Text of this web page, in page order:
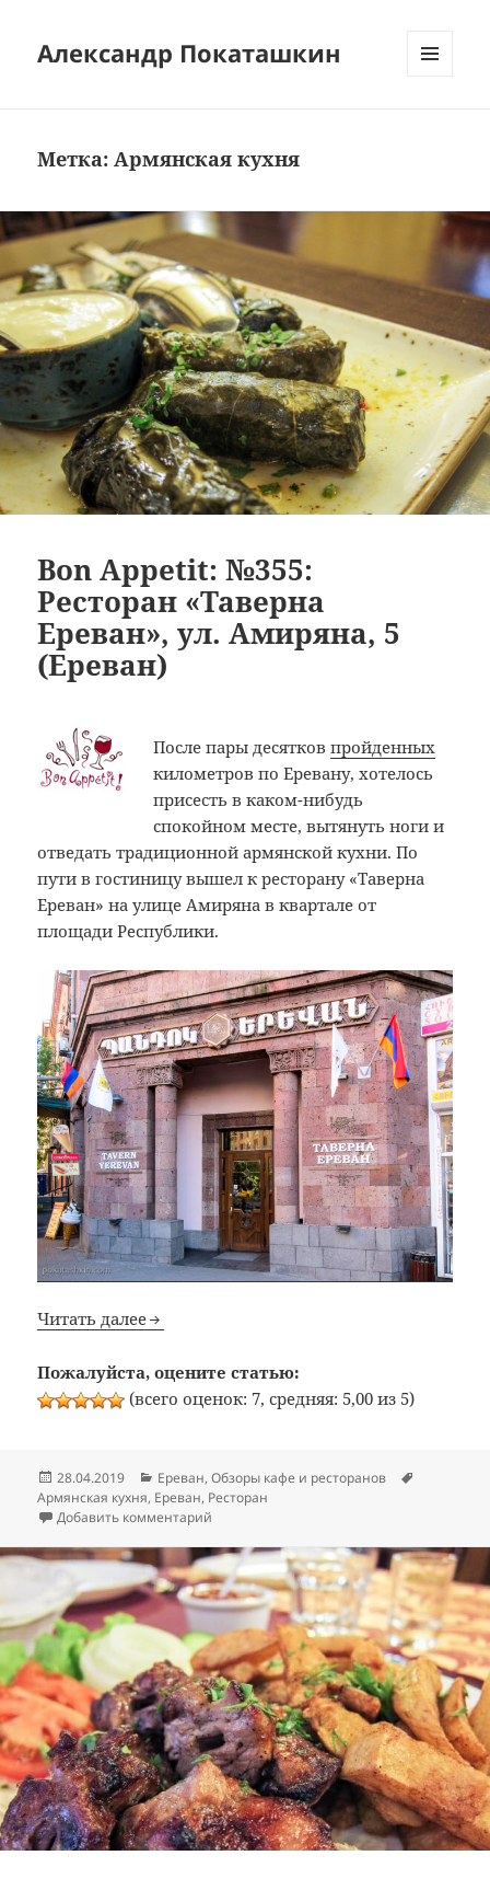
Александр Покаташкин
Метка:Армянская кухня
Bon Appetit: №355:
Ресторан «Таверна
Ереван», ул. Амиряна, 5
(Ереван)
После пары десятковпройденных
километров по Еревану, хотелось
присесть в каком-нибудь
спокойном месте, вытянуть ноги и
отведать традиционной армянской кухни. По
пути в гостиницу вышел к ресторану «Таверна
Ереван» на улице Амиряна в квартале от
площади Республики.
Читать далее
Пожалуйста, оцените статью:
(всего оценок: 7, средняя: 5,00 из 5)
Опубликовано
28.04.2019 Рубрики
Ереван,Обзоры кафе и ресторанов
Армянская кухня, Ереван, Ресторан
Добавить комментарий